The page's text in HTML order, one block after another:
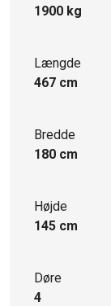
1900 kg
Længde
467 cm
Bredde
180 cm
Højde
145 cm
Døre
4